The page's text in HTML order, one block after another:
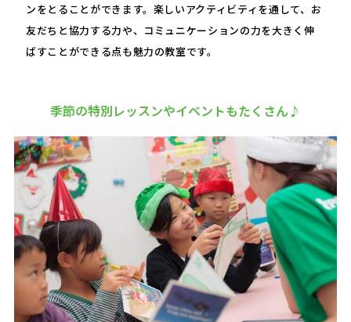
ンをとることができます。楽しいアクティビティを通して、お
友だちと協力する力や、コミュニケーションの力を大きく伸
ばすことができる点も魅力の教室です。
季節の特別レッスンやイベントもたくさん♪